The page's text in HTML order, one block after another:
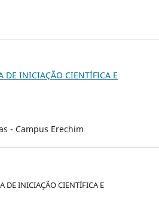
DE INICIAÇÃO CIENTÍFICA E
- Campus Erechim
INICIAÇÃO CIENTÍFICA E